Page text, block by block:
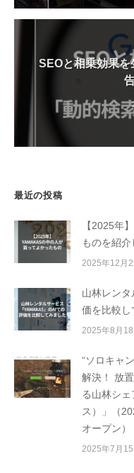
SEOと相乗効果
最近の投稿
【2025年
ものを紹介
2025年12月
山林レンタ
価を比較し
2025年8月18
“ソロキャ
解決！ 放
る山林シ
ス）」（
オープン）
2025年7月15